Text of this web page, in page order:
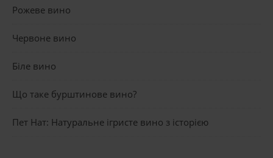
Рожеве вино
Червоне вино
Біле вино
Що таке бурштинове вино?
Пет Нат: Натуральне ігристе вино з історією